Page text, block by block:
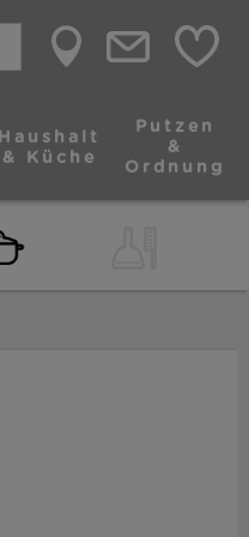
Haushalt
& Küche
Putzen
&
Ordnung